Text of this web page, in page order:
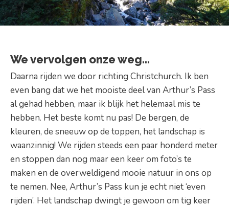
We vervolgen onze weg…
Daarna rijden we door richting Christchurch. Ik ben
even bang dat we het mooiste deel van Arthur’s Pass
al gehad hebben, maar ik blijk het helemaal mis te
hebben. Het beste komt nu pas! De bergen, de
kleuren, de sneeuw op de toppen, het landschap is
waanzinnig! We rijden steeds een paar honderd meter
en stoppen dan nog maar een keer om foto’s te
maken en de overweldigend mooie natuur in ons op
te nemen. Nee, Arthur’s Pass kun je echt niet ‘even
rijden’. Het landschap dwingt je gewoon om tig keer